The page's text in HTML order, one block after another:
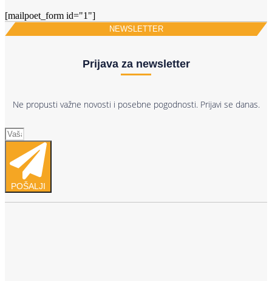
[mailpoet_form id="1"]
NEWSLETTER
Prijava za newsletter
Ne propusti važne novosti i posebne pogodnosti. Prijavi se danas.
POŠALJI